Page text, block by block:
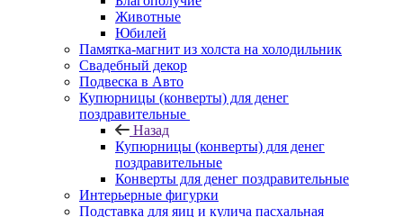
Животные
Юбилей
Памятка-магнит из холста на холодильник
Свадебный декор
Подвеска в Авто
Купюрницы (конверты) для денег
поздравительные
Назад
Купюрницы (конверты) для денег
поздравительные
Конверты для денег поздравительные
Интерьерные фигурки
Подставка для яиц и кулича пасхальная